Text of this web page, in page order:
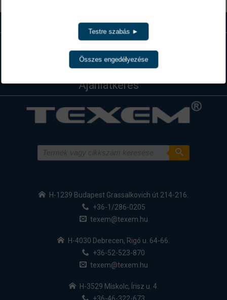
Termékek
Kivitelezés
Technikai támogatás
Kapcsolat
Ajánlatkérés
H-1239 Budapest Grassalkovich út 214-216.
+36-1/286-0205
texem@texem.hu
H-4030 Debrecen, Rigó u. 64-66.
+36-52-523-870
texem@texem.hu
H-3529 Miskolc, Írisz u. 4.
+36-46-322-673
Testre szabás ►
Összes engedélyezése